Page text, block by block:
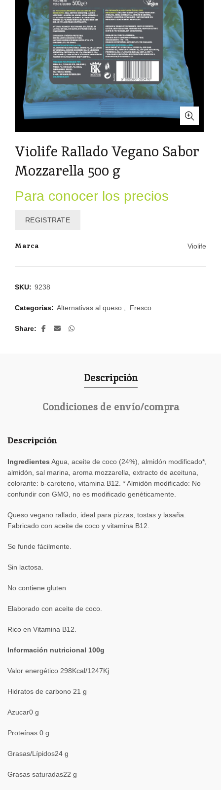
Violife Rallado Vegano Sabor
Mozzarella 500 g
Para conocer los precios
REGISTRATE
Marca Violife
SKU: 9238
Categorías: Alternativas al queso Fresco
Share
Descripción
Condiciones de envío/compra
Descripción
Ingredientes Agua, aceite de coco (24%), almidón modificado*,
almidón, sal marina, aroma mozzarella, extracto de aceituna,
colorante: b-caroteno, vitamina B12. * Almidón modificado: No
confundir con GMO, no es modificado genéticamente.
Queso vegano rallado, ideal para pizzas, tostas y lasaña.
Fabricado con aceite de coco y vitamina B12.
Se funde fácilmente.
Sin lactosa.
No contiene gluten
Elaborado con aceite de coco.
Rico en Vitamina B12.
Información nutricional 100g
Valor energético 298Kcal/1247Kj
Hidratos de carbono 21 g
Azucar0 g
Proteínas 0 g
Grasas/Lípidos24 g
Grasas saturadas22 g